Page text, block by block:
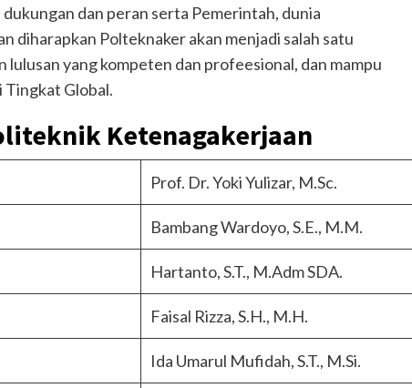
dan peran serta Pemerintah, dunia
diharapkan Polteknaker akan menjadi salah satu
yang kompeten dan profeesional, dan mampu
Tingkat Global.
Ketenagakerjaan
Prof. Dr. Yoki Yulizar, M.Sc.
Bambang Wardoyo, S.E., M.M.
Hartanto, S.T., M.Adm SDA.
Faisal Rizza, S.H., M.H.
Ida Umarul Mufidah, S.T., M.Si.